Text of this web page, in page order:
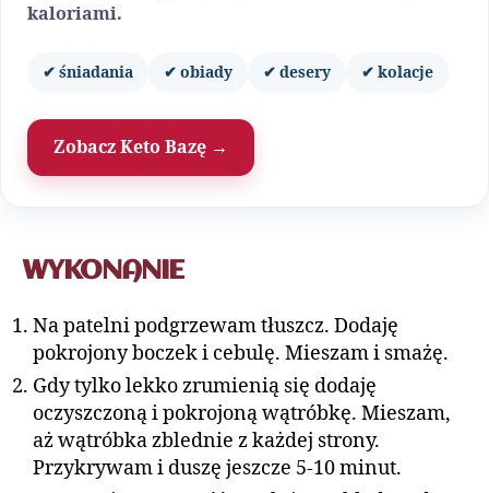
kaloriami.
✔ śniadania ✔ obiady ✔ desery ✔ kolacje
Zobacz Keto Bazę →
WYKONANIE
Na patelni podgrzewam tłuszcz. Dodaję
pokrojony boczek i cebulę. Mieszam i smażę.
Gdy tylko lekko zrumienią się dodaję
oczyszczoną i pokrojoną wątróbkę. Mieszam,
aż wątróbka zblednie z każdej strony.
Przykrywam i duszę jeszcze 5-10 minut.